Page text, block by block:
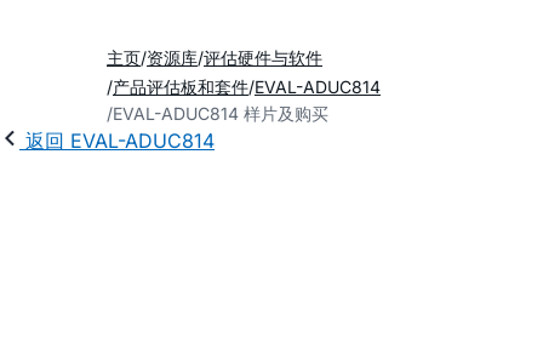
主页 资源库 评估硬件与软件
产品评估板和套件 EVAL-ADUC814
EVAL-ADUC814 样片及购买
返回 EVAL-ADUC814